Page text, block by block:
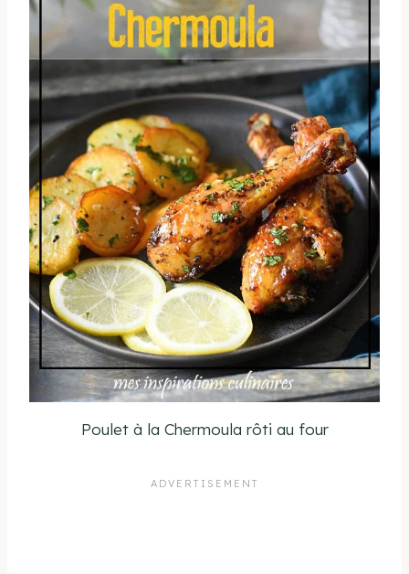
Poulet à la Chermoula rôti au four